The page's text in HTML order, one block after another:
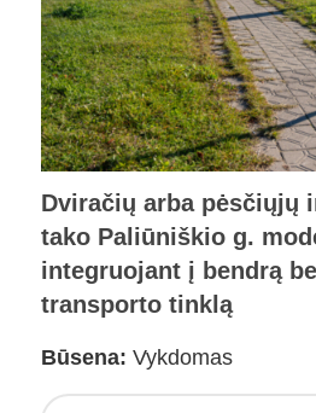
Dviračių arba pėsčiųjų
tako Paliūniškio g.
integruojant į bendrą
transporto tinklą
Būsena: Vykdomas